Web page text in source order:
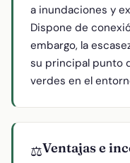
a inundaciones y
Dispone de
embargo, la
su principal punto
verdes en el
⚖️Ventajas e